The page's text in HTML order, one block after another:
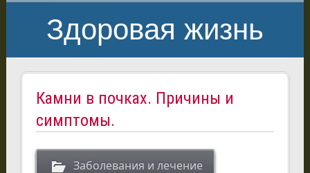
Здоровая жизнь
Камни в почках. Причины и
симптомы.
Заболевания и лечение